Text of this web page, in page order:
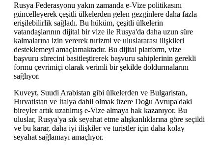
Rusya Federasyonu yakın zamanda e-Vize politikasını
güncelleyerek çeşitli ülkelerden gelen gezginlere daha fazla
erişilebilirlik sağladı. Bu hüküm, çeşitli ülkelerin
vatandaşlarının dijital bir vize ile Rusya'da daha uzun süre
kalmalarına izin vererek turizmi ve uluslararası ilişkileri
desteklemeyi amaçlamaktadır. Bu dijital platform, vize
başvuru sürecini basitleştirerek başvuru sahiplerinin gerekli
formu çevrimiçi olarak verimli bir şekilde doldurmalarını
sağlıyor.
Kuveyt, Suudi Arabistan gibi ülkelerden ve Bulgaristan,
Hırvatistan ve İtalya dahil olmak üzere Doğu Avrupa'daki
bireyler artık uzatılmış e-Vize almaya hak kazanıyor. Bu
uluslar, Rusya'ya sık seyahat etme alışkanlıklarına göre seçildi
ve bu karar, daha iyi ilişkiler ve turistler için daha kolay
seyahat sağlamayı amaçlıyor.